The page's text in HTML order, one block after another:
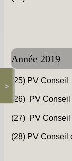
>
Année 2019
(25) PV
(26) PV
(27) PV
(28) PV Conseil